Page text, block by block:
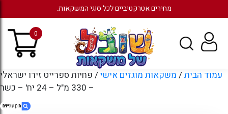
מחירים אטרקטיביים לכל סוגי המשקאות.
0
עמוד הבית/ משקאות מוגזים אישי/ פחיות ספרייט זירו ישראלי
– 330 מ"ל – 24 יח' – כשר